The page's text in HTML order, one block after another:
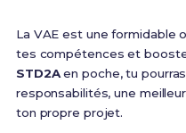
La VAE est une formidable
tes compétences et
STD2Aen poche, tu
responsabilités, une
ton propre projet.